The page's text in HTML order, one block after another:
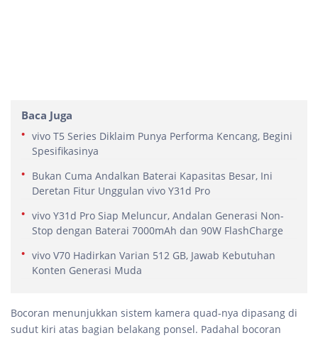
Baca Juga
vivo T5 Series Diklaim Punya Performa Kencang, Begini
Spesifikasinya
Bukan Cuma Andalkan Baterai Kapasitas Besar, Ini
Deretan Fitur Unggulan vivo Y31d Pro
vivo Y31d Pro Siap Meluncur, Andalan Generasi Non-
Stop dengan Baterai 7000mAh dan 90W FlashCharge
vivo V70 Hadirkan Varian 512 GB, Jawab Kebutuhan
Konten Generasi Muda
Bocoran menunjukkan sistem kamera quad-nya dipasang di
sudut kiri atas bagian belakang ponsel. Padahal bocoran